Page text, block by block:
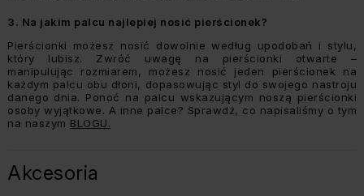
3. Na jakim palcu najlepiej nosić pierścionek?
Pierścionki możesz nosić dowolnie według upodobań i stylu,
który lubisz. Zwróć uwagę na pierścionki otwarte –
manipulując rozmiarem, możesz nosić jeden pierścionek na
każdym palcu obu dłoni, dopasowując styl do swojego nastroju
danego dnia. Ponoć na palcu wskazującym noszą pierścionki
osoby wyjątkowe. A inne palce? Sprawdź, co napisaliśmy o tym
na naszym BLOGU.
Akcesoria